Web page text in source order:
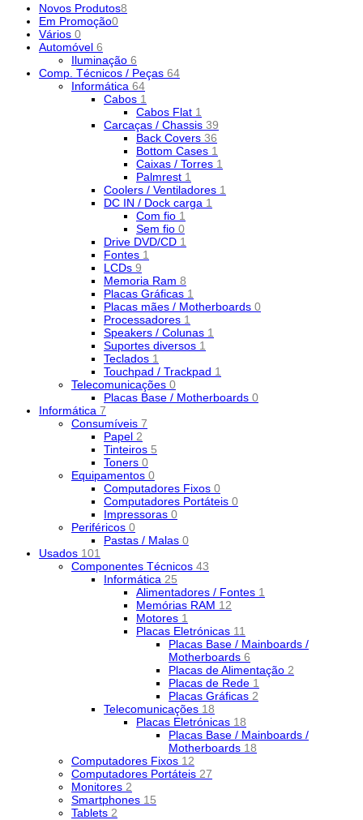
Novos Produtos8
Em Promoção0
Vários 0
Automóvel 6
Iluminação 6
Comp. Técnicos / Peças 64
Informática 64
Cabos 1
Cabos Flat 1
Carcaças / Chassis 39
Back Covers 36
Bottom Cases 1
Caixas / Torres 1
Palmrest 1
Coolers / Ventiladores 1
DC IN / Dock carga 1
Com fio 1
Sem fio 0
Drive DVD/CD 1
Fontes 1
LCDs 9
Memoria Ram 8
Placas Gráficas 1
Placas mães / Motherboards 0
Processadores 1
Speakers / Colunas 1
Suportes diversos 1
Teclados 1
Touchpad / Trackpad 1
Telecomunicações 0
Placas Base / Motherboards 0
Informática 7
Consumíveis 7
Papel 2
Tinteiros 5
Toners 0
Equipamentos 0
Computadores Fixos 0
Computadores Portáteis 0
Impressoras 0
Periféricos 0
Pastas / Malas 0
Usados 101
Componentes Técnicos 43
Informática 25
Alimentadores / Fontes 1
Memórias RAM 12
Motores 1
Placas Eletrónicas 11
Placas Base / Mainboards /
Motherboards 6
Placas de Alimentação 2
Placas de Rede 1
Placas Gráficas 2
Telecomunicações 18
Placas Eletrónicas 18
Placas Base / Mainboards /
Motherboards 18
Computadores Fixos 12
Computadores Portáteis 27
Monitores 2
Smartphones 15
Tablets 2